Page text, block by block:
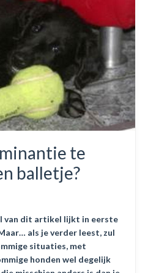
te
balletje?
van dit artikel lijkt in eerste
als je verder leest, zul
situaties, met
honden wel degelijk